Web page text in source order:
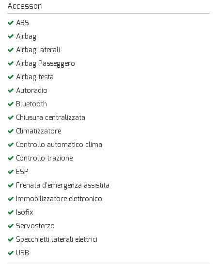
Accessori
ABS
Airbag
Airbag laterali
Airbag Passeggero
Airbag testa
Autoradio
Bluetooth
Chiusura centralizzata
Climatizzatore
Controllo automatico clima
Controllo trazione
ESP
Frenata d'emergenza assistita
Immobilizzatore elettronico
Isofix
Servosterzo
Specchietti laterali elettrici
USB